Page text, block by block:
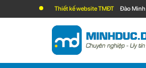
Thiết kế website TMĐT Đào